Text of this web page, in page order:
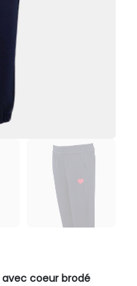
coeur brodé